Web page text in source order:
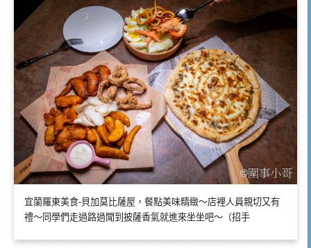
宜蘭羅東美食-貝加莫比薩屋，餐點美味精緻～店裡人員親切又有
禮～同學們走過路過聞到披薩香氣就進來坐坐吧～（招手